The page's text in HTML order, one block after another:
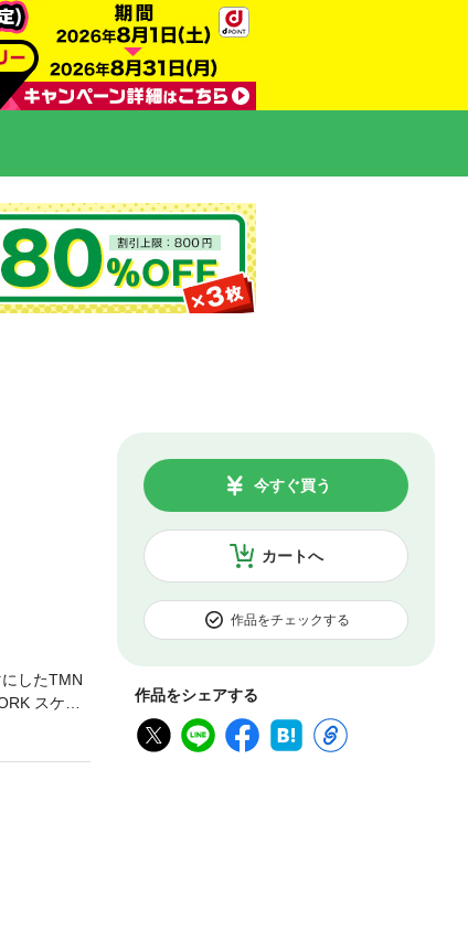
カートへ
今すぐ買う
作品をチェックする
作品をシェアする
したTMN
スケル
ります。
て語って
ウンドア
ピソード
を予定し
誌記事か